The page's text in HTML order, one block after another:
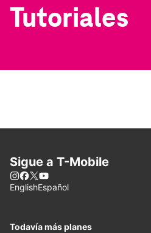
Tutoriales